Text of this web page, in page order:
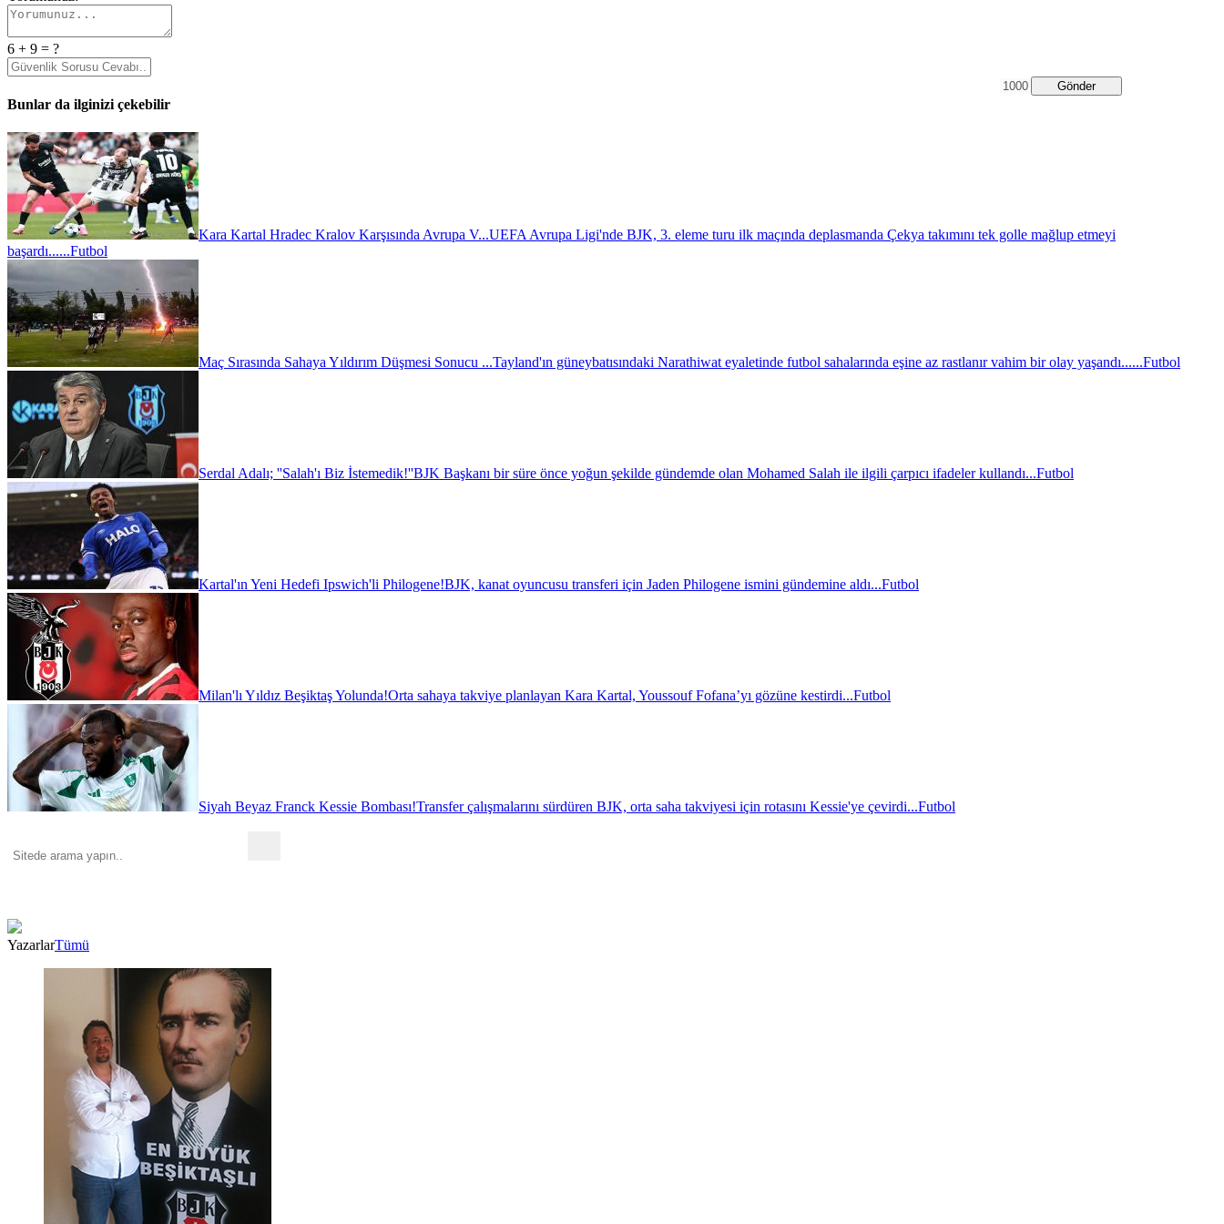
6 + 9 = ?
Gönder
Bunlar da ilginizi çekebilir
Kara Kartal Hradec Kralov Karşısında Avrupa V...UEFA Avrupa Ligi'nde BJK, 3. eleme turu ilk maçında deplasmanda Çekya takımını tek golle mağlup etmeyi
başardı......Futbol
Maç Sırasında Sahaya Yıldırım Düşmesi Sonucu ...Tayland'ın güneybatısındaki Narathiwat eyaletinde futbol sahalarında eşine az rastlanır vahim bir olay yaşandı......Futbol
Serdal Adalı; ''Salah'ı Biz İstemedik!''BJK Başkanı bir süre önce yoğun şekilde gündemde olan Mohamed Salah ile ilgili çarpıcı ifadeler kullandı...Futbol
Kartal'ın Yeni Hedefi Ipswich'li Philogene!BJK, kanat oyuncusu transferi için Jaden Philogene ismini gündemine aldı...Futbol
Milan'lı Yıldız Beşiktaş Yolunda!Orta sahaya takviye planlayan Kara Kartal, Youssouf Fofana’yı gözüne kestirdi...Futbol
Siyah Beyaz Franck Kessie Bombası!Transfer çalışmalarını sürdüren BJK, orta saha takviyesi için rotasını Kessie'ye çevirdi...Futbol
YazarlarTümü